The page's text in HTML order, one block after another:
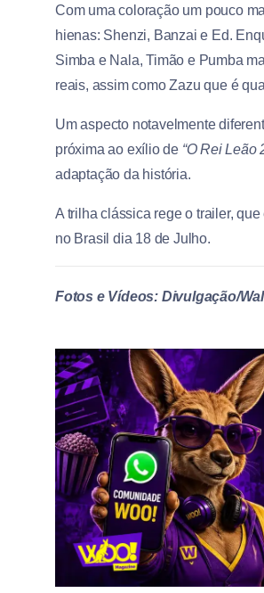
Com uma coloração um pouco
hienas: Shenzi, Banzai e Ed.
Simba e Nala, Timão e Pumba
reais, assim como Zazu que é
Um aspecto notavelmente
próxima ao exílio de “O Rei Leão
adaptação da história.
A trilha clássica rege o trailer,
no Brasil dia 18 de Julho.
Fotos e Vídeos: Divulgação/